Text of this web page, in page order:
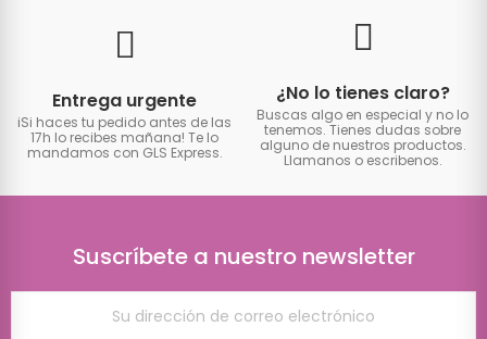
Entrega urgente
iSi haces tu pedido antes de las
17h lo recibes mañana! Te lo
mandamos con GLS Express.
¿No lo tienes claro?
Buscas algo en especial y no lo
tenemos. Tienes dudas sobre
alguno de nuestros productos.
Llamanos o escribenos.
Suscríbete a nuestro newsletter